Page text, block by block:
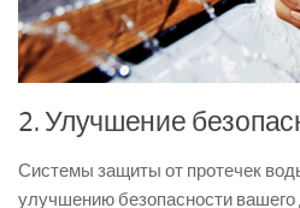
2. Улучшение
Системы защиты от протечек
улучшению безопасности